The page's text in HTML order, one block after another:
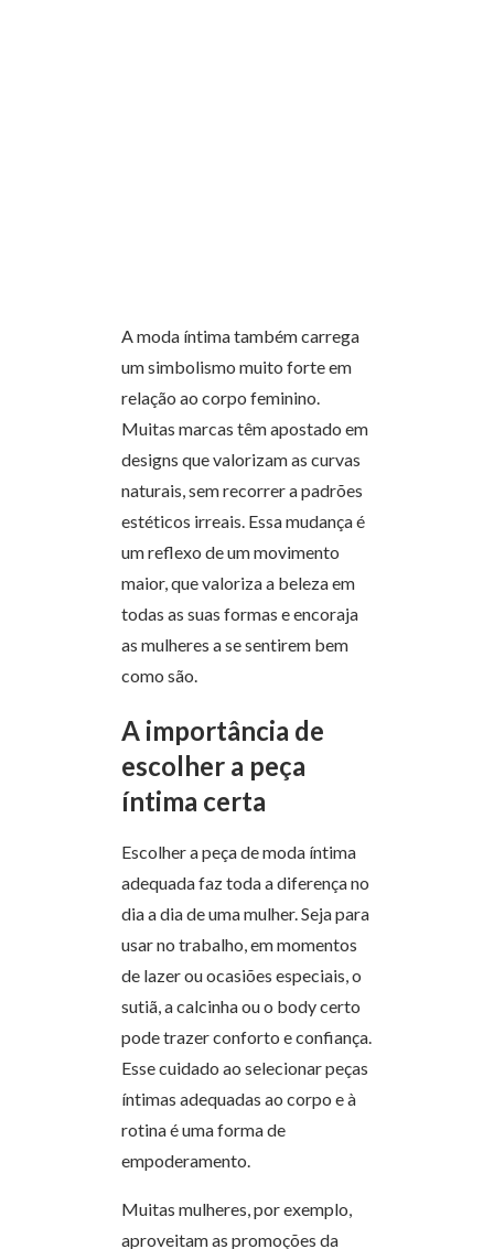
A moda íntima também carrega
um simbolismo muito forte em
relação ao corpo feminino.
Muitas marcas têm apostado em
designs que valorizam as curvas
naturais, sem recorrer a padrões
estéticos irreais. Essa mudança é
um reflexo de um movimento
maior, que valoriza a beleza em
todas as suas formas e encoraja
as mulheres a se sentirem bem
como são.
A importância de
escolher a peça
íntima certa
Escolher a peça de moda íntima
adequada faz toda a diferença no
dia a dia de uma mulher. Seja para
usar no trabalho, em momentos
de lazer ou ocasiões especiais, o
sutiã, a calcinha ou o body certo
pode trazer conforto e confiança.
Esse cuidado ao selecionar peças
íntimas adequadas ao corpo e à
rotina é uma forma de
empoderamento.
Muitas mulheres, por exemplo,
aproveitam as promoções da